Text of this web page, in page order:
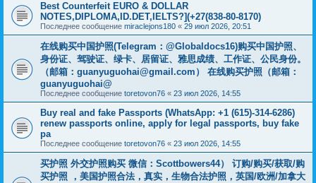
Best Counterfeit EURO & DOLLAR
NOTES,DIPLOMA,ID.DET,IELTS?](+27(838-80-8170)
Последнее сообщение miraclejons180 « 29 июл 2026, 20:51
在线购买中国护照(Telegram：@Globaldocs16)购买中国护照、
身份证、驾驶证、绿卡、居留证、雅思成绩、工作证、公民身份。
（邮箱： guanyuguohai@gmail.com ） 在线购买护照（邮箱：
guanyuguohai@
Последнее сообщение toretovon76 « 23 июл 2026, 14:55
Buy real and fake Passports (WhatsApp: +1 (615)-314-6286)
renew passports online, apply for legal passports, buy fake
pa
Последнее сообщение toretovon76 « 23 июл 2026, 14:55
买护照 外交护照购买 微信：Scottbowers44） 订购/购买/获取/购
买护照 ，美国护照合法，真实，生物合法护照，英国/欧洲/加拿大